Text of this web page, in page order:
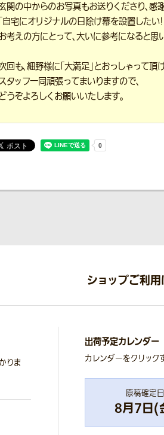
関の中からのお写真もお送りくださり、感
「自宅にオリジナルの日除け幕を設置したい！
考えの方にとって、大いに参考になると思
回も、細野様に「大満足」とおっしゃって頂
タッフ一同頑張ってまいりますので、
どうぞよろしくお願いいたします。
ショップご利
りま
出荷予定カレンダー
カレンダーをクリック
原稿確定日
8月7日(